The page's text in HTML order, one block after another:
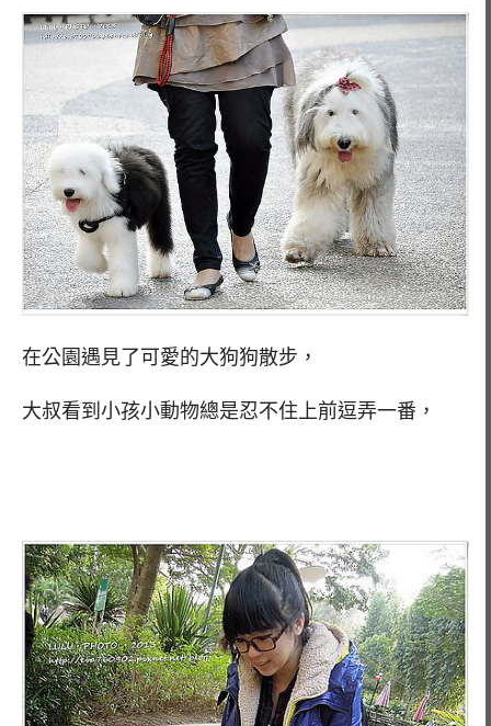
在公園遇見了可愛的大狗狗散步，
大叔看到小孩小動物總是忍不住上前逗弄一番，